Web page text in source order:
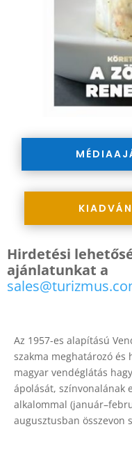
Hirdetési
ajánlatunkat a
Az 1957-es alapítású
szakma meghatározó és
magyar vendéglátás
ápolását, színvonalának
alkalommal
augusztusban összevon